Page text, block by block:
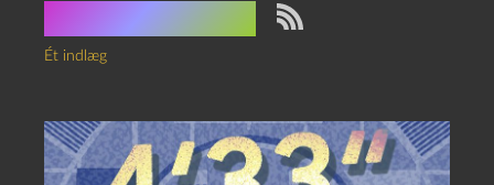
Hammel
Ét indlæg